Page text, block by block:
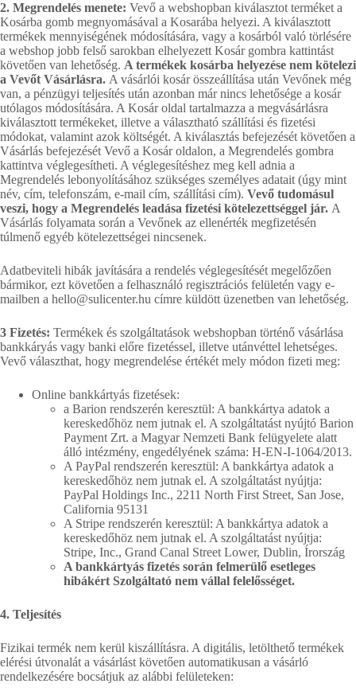
2. Megrendelés menete: Vevő a webshopban kiválasztot terméket a
Kosárba gomb megnyomásával a Kosarába helyezi. A kiválasztott
termékek mennyiségének módosítására, vagy a kosárból való törlésére
a webshop jobb felső sarokban elhelyezett Kosár gombra kattintást
követően van lehetőség. A termékek kosárba helyezése nem kötelezi
a Vevőt Vásárlásra. A vásárlói kosár összeállítása után Vevőnek még
van, a pénzügyi teljesítés után azonban már nincs lehetősége a kosár
utólagos módosítására. A Kosár oldal tartalmazza a megvásárlásra
kiválasztott termékeket, illetve a választható szállítási és fizetési
módokat, valamint azok költségét. A kiválasztás befejezését követően a
Vásárlás befejezését Vevő a Kosár oldalon, a Megrendelés gombra
kattintva véglegesítheti. A véglegesítéshez meg kell adnia a
Megrendelés lebonyolításához szükséges személyes adatait (úgy mint
név, cím, telefonszám, e-mail cím, szállítási cím). Vevő tudomásul
veszi, hogy a Megrendelés leadása fizetési kötelezettséggel jár. A
Vásárlás folyamata során a Vevőnek az ellenérték megfizetésén
túlmenő egyéb kötelezettségei nincsenek.
Adatbeviteli hibák javítására a rendelés véglegesítését megelőzően
bármikor, ezt követően a felhasználó regisztrációs felületén vagy e-
mailben a hello@sulicenter.hu címre küldött üzenetben van lehetőség.
3 Fizetés: Termékek és szolgáltatások webshopban történő vásárlása
bankkáryás vagy banki előre fizetéssel, illetve utánvéttel lehetséges.
Vevő választhat, hogy megrendelése értékét mely módon fizeti meg:
Online bankkártyás fizetések:
a Barion rendszerén keresztül: A bankkártya adatok a
kereskedőhöz nem jutnak el. A szolgáltatást nyújtó Barion
Payment Zrt. a Magyar Nemzeti Bank felügyelete alatt
álló intézmény, engedélyének száma: H-EN-I-1064/2013.
A PayPal rendszerén keresztül: A bankkártya adatok a
kereskedőhöz nem jutnak el. A szolgáltatást nyújtja:
PayPal Holdings Inc., 2211 North First Street, San Jose,
California 95131
A Stripe rendszerén keresztül: A bankkártya adatok a
kereskedőhöz nem jutnak el. A szolgáltatást nyújtja:
Stripe, Inc., Grand Canal Street Lower, Dublin, Írország
A bankkártyás fizetés során felmerülő esetleges
hibákért Szolgáltató nem vállal felelősséget.
4. Teljesítés
Fizikai termék nem kerül kiszállításra. A digitális, letölthető termékek
elérési útvonalát a vásárlást követően automatikusan a vásárló
rendelkezésére bocsátjuk az alábbi felületeken: